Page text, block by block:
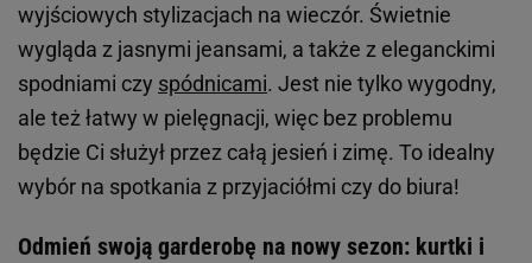
wyjściowych stylizacjach na wieczór. Świetnie
wygląda z jasnymi jeansami, a także z eleganckimi
spodniami czy spódnicami. Jest nie tylko wygodny,
ale też łatwy w pielęgnacji, więc bez problemu
będzie Ci służył przez całą jesień i zimę. To idealny
wybór na spotkania z przyjaciółmi czy do biura!
Odmień swoją garderobę na nowy sezon: kurtki i